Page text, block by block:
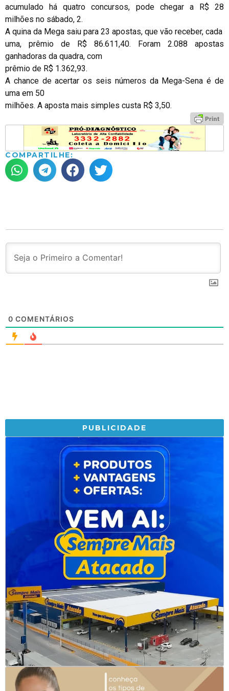
acumulado há quatro concursos, pode chegar a R$ 28
milhões no sábado, 2.
A quina da Mega saiu para 23 apostas, que vão receber, cada
uma, prêmio de R$ 86.611,40. Foram 2.088 apostas
ganhadoras da quadra, com
prêmio de R$ 1.362,93.
A chance de acertar os seis números da Mega-Sena é de
uma em 50
milhões. A aposta mais simples custa R$ 3,50.
COMPARTILHE:
0 COMENTÁRIOS
PUBLICIDADE